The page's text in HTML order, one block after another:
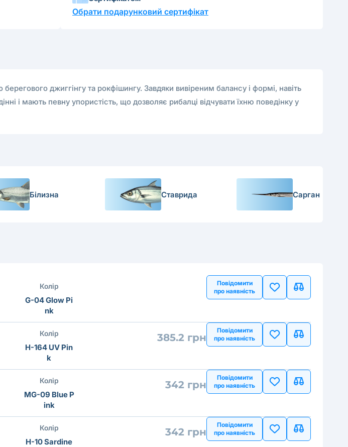
Обрати подарунковий сертифікат
джиггінгу та рокфішингу. Завдяки вивіреним балансу і формі, навіть
і мають певну упористість, що дозволяє рибалці відчувати їхню поведінку у
Білизна Ставрида Сарган
Колір
G-04 Glow Pi
nk
Повідомити
про наявність
Колір
H-164 UV Pin
k
385.2 грн
Повідомити
про наявність
Колір
MG-09 Blue P
ink
342 грн
Повідомити
про наявність
Колір
H-10 Sardine
342 грн
Повідомити
про наявність